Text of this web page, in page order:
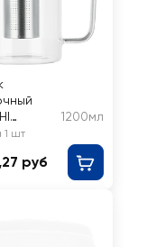
1200мл
1 шт
руб